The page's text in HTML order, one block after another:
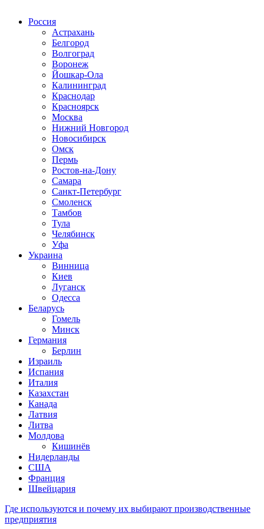
Россия
Астрахань
Белгород
Волгоград
Воронеж
Йошкар-Ола
Калининград
Краснодар
Красноярск
Москва
Нижний Новгород
Новосибирск
Омск
Пермь
Ростов-на-Дону
Самара
Санкт-Петербург
Смоленск
Тамбов
Тула
Челябинск
Уфа
Украина
Винница
Киев
Луганск
Одесса
Беларусь
Гомель
Минск
Германия
Берлин
Израиль
Испания
Италия
Казахстан
Канада
Латвия
Литва
Молдова
Кишинёв
Нидерланды
США
Франция
Швейцария
Где используются и почему их выбирают производственные
предприятия